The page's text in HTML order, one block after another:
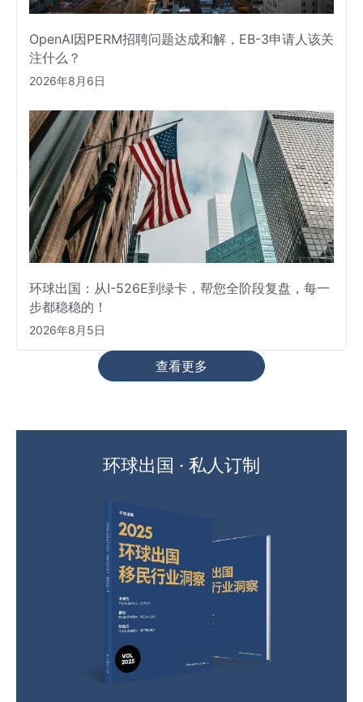
OpenAI因PERM招聘问题达成和解，EB-3申请人该关
注什么？
2026年8月6日
环球出国：从I-526E到绿卡，帮您全阶段复盘，每一
步都稳稳的！
2026年8月5日
查看更多
环球出国 · 私人订制